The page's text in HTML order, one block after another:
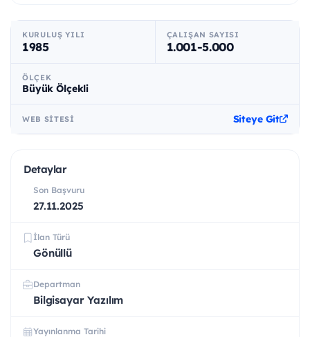
KURULUŞ YILI
1985
ÇALIŞAN SAYISI
1.001-5.000
ÖLÇEK
Büyük Ölçekli
WEB SITESI Siteye Git
Detaylar
Son Başvuru
27.11.2025
İlan Türü
Gönüllü
Departman
Bilgisayar Yazılım
Yayınlanma Tarihi